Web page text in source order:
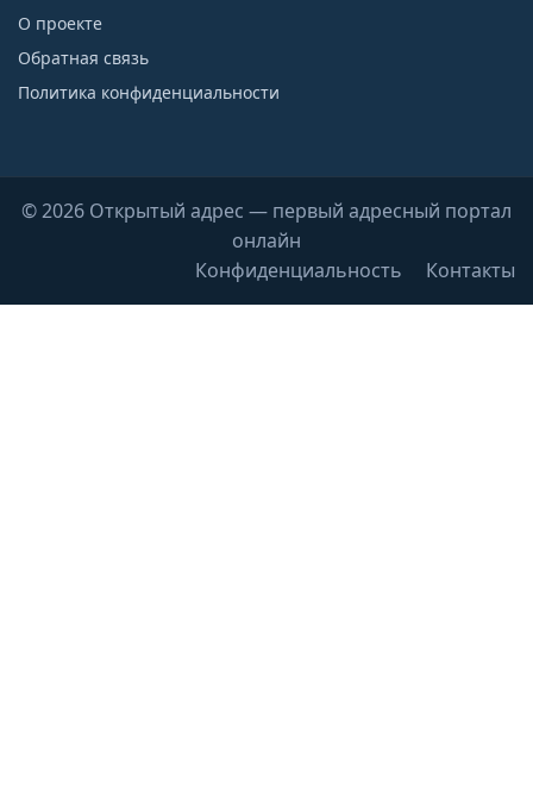
О проекте
Обратная связь
Политика конфиденциальности
© 2026 Открытый адрес — первый адресный портал
онлайн
Конфиденциальность
Контакты